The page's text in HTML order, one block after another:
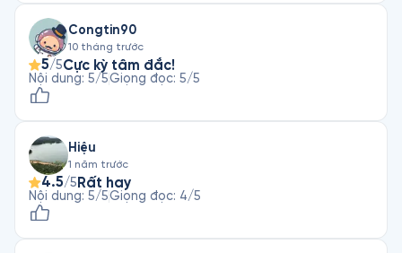
Congtin90
10 tháng trước
5/5Cực kỳ tâm đắc!
Nội dung: 5/5Giọng đọc: 5/5
Hiệu
1 năm trước
4.5/5 Rất hay
Nội dung: 5/5Giọng đọc: 4/5